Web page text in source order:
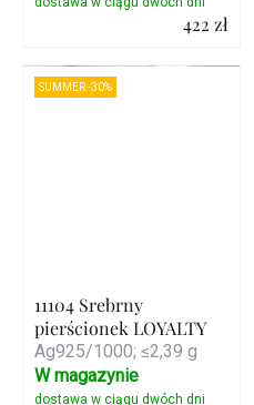
422 zł
Szczegóły
SUMMER -30%
11104 Srebrny
pierścionek LOYALTY
Ag925/1000; ≤2,39 g
W magazynie